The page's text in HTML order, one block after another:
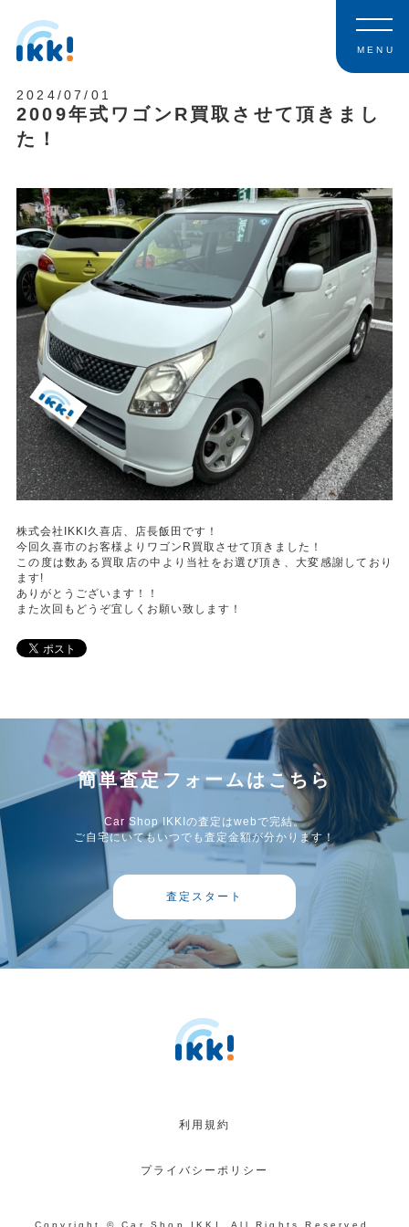
MENU
2024/07/01
2009年式ワゴンR買取させて頂きまし
た！
株式会社IKKI久喜店、店長飯田です！
今回久喜市のお客様よりワゴンR買取させて頂きました！
この度は数ある買取店の中より当社をお選び頂き、大変感謝しており
ます!
ありがとうございます！！
また次回もどうぞ宜しくお願い致します！
簡単査定フォームはこちら
Car Shop IKKIの査定はwebで完結。
ご自宅にいてもいつでも査定金額が分かります！
査定スタート
利用規約
プライバシーポリシー
Copyright © Car Shop IKKI. All Rights Reserved.